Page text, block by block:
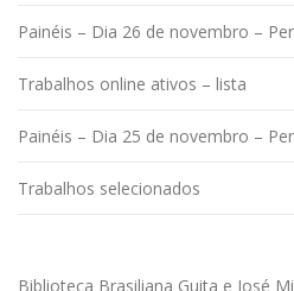
Painéis – Dia 26 de novembro –
Trabalhos online ativos – lista
Painéis – Dia 25 de novembro –
Trabalhos selecionados
Biblioteca Brasiliana Guita e José